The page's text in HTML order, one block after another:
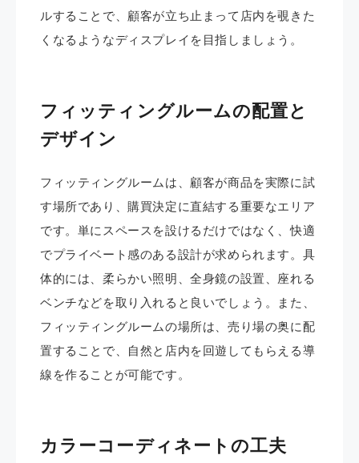
ルすることで、顧客が立ち止まって店内を覗きた
くなるようなディスプレイを目指しましょう。 ​
フィッティングルームの配置と
デザイン
フィッティングルームは、顧客が商品を実際に試
す場所であり、購買決定に直結する重要なエリア
です。単にスペースを設けるだけではなく、快適
でプライベート感のある設計が求められます。具
体的には、柔らかい照明、全身鏡の設置、座れる
ベンチなどを取り入れると良いでしょう。また、
フィッティングルームの場所は、売り場の奥に配
置することで、自然と店内を回遊してもらえる導
線を作ることが可能です。
カラーコーディネートの工夫